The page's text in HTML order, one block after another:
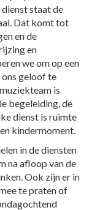
staat de
Dat komt tot
en de
en
we om op een
ons geloof te
is
begeleiding, de
dienst is ruimte
kindermoment.
in de diensten
na afloop van de
Ook zijn er in
te praten of